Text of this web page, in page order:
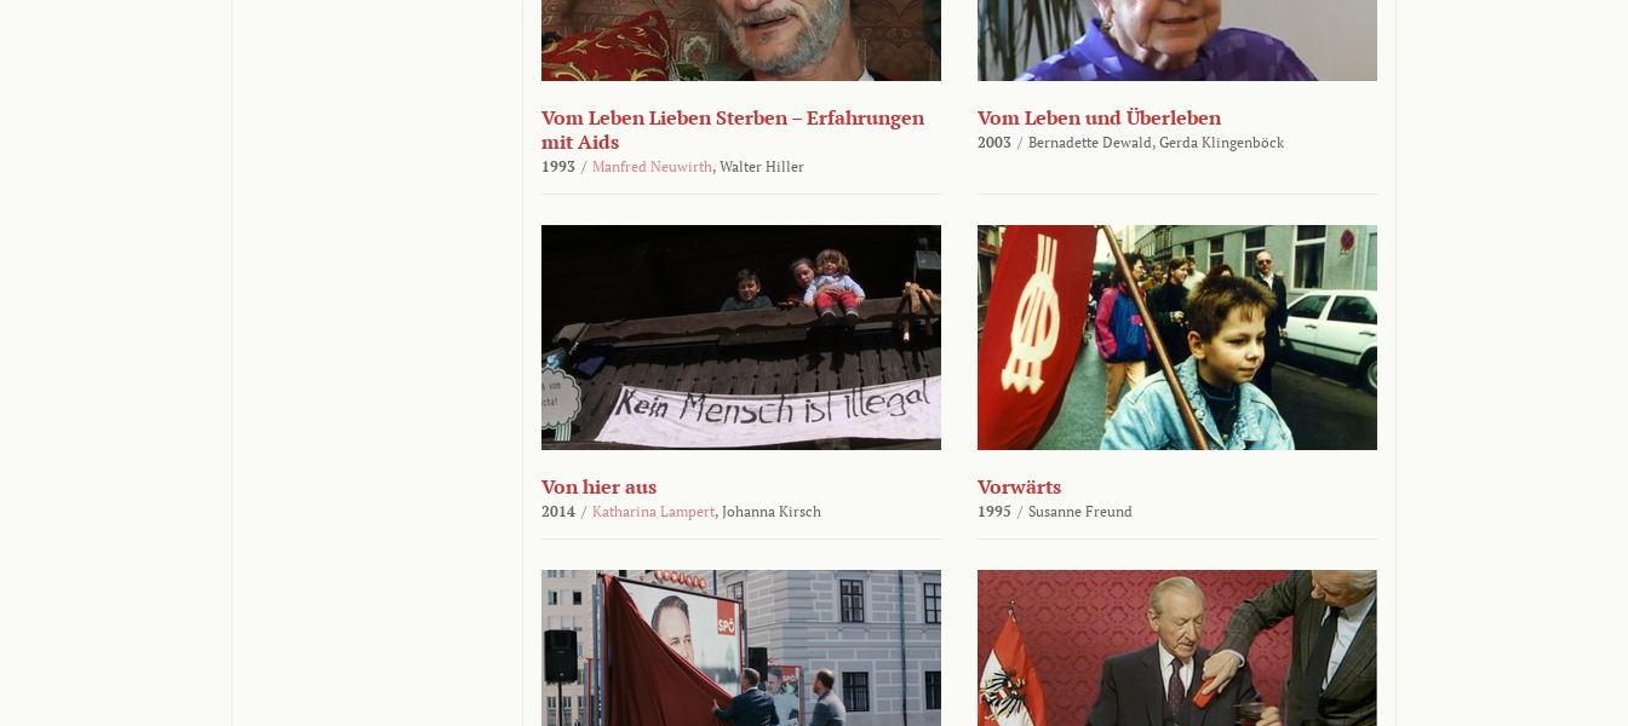
Vom Leben Lieben Sterben – Erfahrungen
mit Aids
1993 / Manfred Neuwirth, Walter Hiller
Vom Leben und Überleben
2003 / Bernadette Dewald, Gerda Klingenböck
Von hier aus
2014 / Katharina Lampert, Johanna Kirsch
Vorwärts
1995 / Susanne Freund